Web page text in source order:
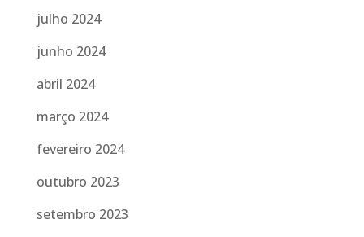
julho 2024
junho 2024
abril 2024
março 2024
fevereiro 2024
outubro 2023
setembro 2023